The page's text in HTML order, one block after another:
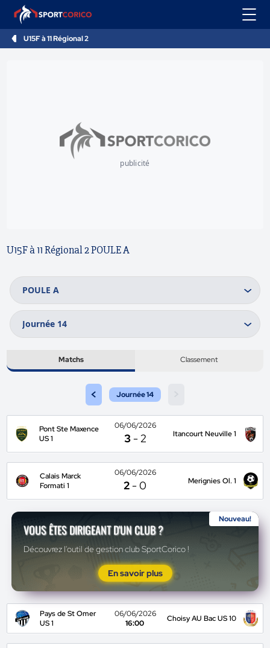
U15F à 11 Régional 2
publicité
U15F à 11 Régional 2 POULE A
Matchs Classement
< Journée 14
Pont Ste Maxence
US 1
06/06/2026
3 -2 Itancourt Neuville 1
Calais Marck
Formati 1
06/06/2026
2 -0 Merignies Ol. 1
Nouveau!
VOUS ÊTES DIRIGEANT D'UN CLUB ?
Découvrez l'outil de gestion club SportCorico !
En savoir plus
Pays de St Omer
US 1
06/06/2026
16:00
Choisy AU Bac US 10